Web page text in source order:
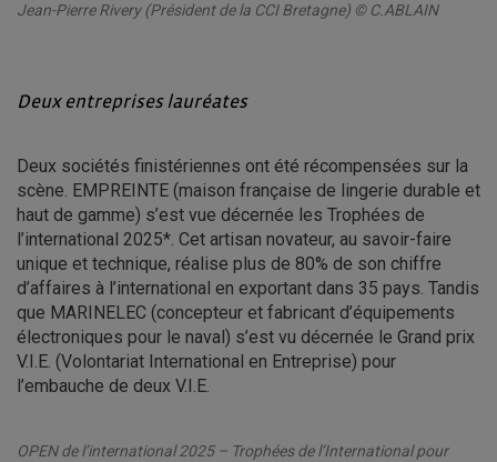
Jean-Pierre Rivery (Président de la CCI Bretagne) © C.ABLAIN
Deux entreprises lauréates
Deux sociétés finistériennes ont été récompensées sur la
scène. EMPREINTE (maison française de lingerie durable et
haut de gamme) s’est vue décernée les Trophées de
l’international 2025*. Cet artisan novateur, au savoir-faire
unique et technique, réalise plus de 80% de son chiffre
d’affaires à l’international en exportant dans 35 pays. Tandis
que MARINELEC (concepteur et fabricant d’équipements
électroniques pour le naval) s’est vu décernée le Grand prix
V.I.E. (Volontariat International en Entreprise) pour
l’embauche de deux V.I.E.
OPEN de l’international 2025 – Trophées de l’International pour